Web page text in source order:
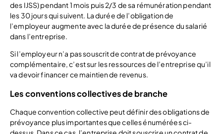
des IJSS) pendant 1 mois puis 2/3 de sa rémunération pendant
les 30 jours qui suivent. La durée de l’obligation de
l’employeur augmente avec la durée de présence du salarié
dans l’entreprise.
Si l’employeur n’a pas souscrit de contrat de prévoyance
complémentaire, c’est sur les ressources de l’entreprise qu’il
va devoir financer ce maintien de revenus.
Les conventions collectives de branche
Chaque convention collective peut définir des obligations de
prévoyance plus importantes que celles énumérées ci-